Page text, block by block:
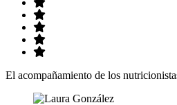
El acompañamiento de los